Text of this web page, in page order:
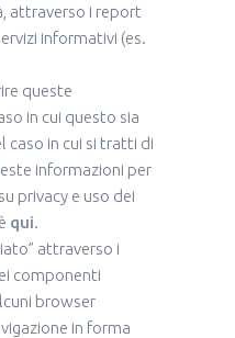
attraverso i report
informativi (es.
queste
in cui questo sia
caso in cui si tratti di
informazioni per
privacy e uso dei
qui.
attraverso i
componenti
browser
in forma